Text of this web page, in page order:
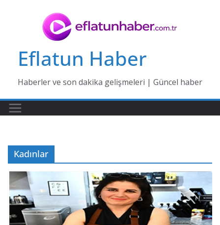
Eflatun Haber
Haberler ve son dakika gelişmeleri | Güncel haber
Kadınlar